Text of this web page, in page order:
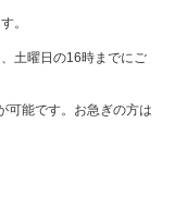
。
土曜日の16時までにご
可能です。お急ぎの方は